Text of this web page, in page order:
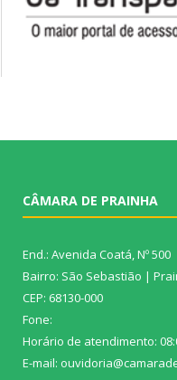
CÂMARA DE PRAINHA
End.: Avenida Coatá, Nº 500
Bairro: São Sebastião |
CEP: 68130-000
Fone:
Horário de atendimento:
E-mail: